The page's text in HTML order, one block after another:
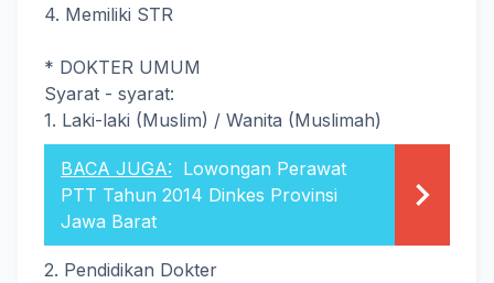
4. Memiliki STR
* DOKTER UMUM
Syarat - syarat:
1. Laki-laki (Muslim) / Wanita (Muslimah)
BACA JUGA: Lowongan Perawat
PTT Tahun 2014 Dinkes Provinsi
Jawa Barat
2. Pendidikan Dokter